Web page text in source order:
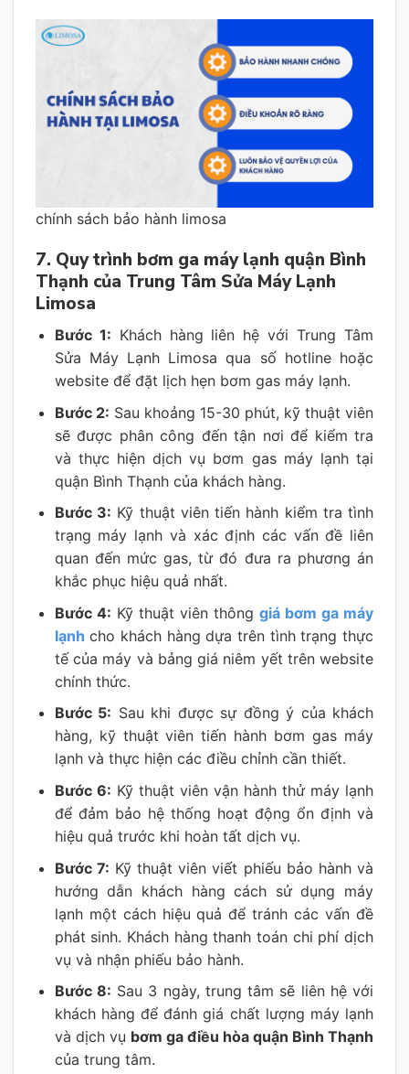
chính sách bảo hành limosa
7. Quy trình bơm ga máy lạnh quận Bình
Thạnh của Trung Tâm Sửa Máy Lạnh
Limosa
Bước 1: Khách hàng liên hệ với Trung Tâm
Sửa Máy Lạnh Limosa qua số hotline hoặc
website để đặt lịch hẹn bơm gas máy lạnh.
Bước 2: Sau khoảng 15-30 phút, kỹ thuật viên
sẽ được phân công đến tận nơi để kiểm tra
và thực hiện dịch vụ bơm gas máy lạnh tại
quận Bình Thạnh của khách hàng.
Bước 3: Kỹ thuật viên tiến hành kiểm tra tình
trạng máy lạnh và xác định các vấn đề liên
quan đến mức gas, từ đó đưa ra phương án
khắc phục hiệu quả nhất.
Bước 4: Kỹ thuật viên thông giá bơm ga máy
lạnh cho khách hàng dựa trên tình trạng thực
tế của máy và bảng giá niêm yết trên website
chính thức.
Bước 5: Sau khi được sự đồng ý của khách
hàng, kỹ thuật viên tiến hành bơm gas máy
lạnh và thực hiện các điều chỉnh cần thiết.
Bước 6: Kỹ thuật viên vận hành thử máy lạnh
để đảm bảo hệ thống hoạt động ổn định và
hiệu quả trước khi hoàn tất dịch vụ.
Bước 7: Kỹ thuật viên viết phiếu bảo hành và
hướng dẫn khách hàng cách sử dụng máy
lạnh một cách hiệu quả để tránh các vấn đề
phát sinh. Khách hàng thanh toán chi phí dịch
vụ và nhận phiếu bảo hành.
Bước 8: Sau 3 ngày, trung tâm sẽ liên hệ với
khách hàng để đánh giá chất lượng máy lạnh
và dịch vụ bơm ga điều hòa quận Bình Thạnh
của trung tâm.